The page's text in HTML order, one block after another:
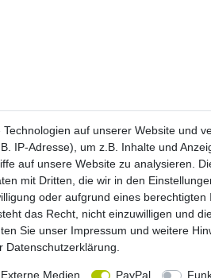
Widerrufs­recht Widerrufs­formular
© Copyright
auf unserer Website und
IP-Adresse), um z.B. Inhalte und
auf unsere Website zu analysieren.
mit Dritten, die wir in den
oder aufgrund eines
das Recht, nicht einzuwilligen und
Sie unser Impressum und weitere
Daten­schutz­erklärung
Externe Medien PayPal